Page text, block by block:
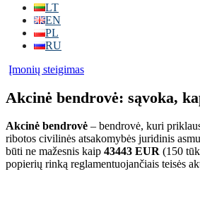
LT
EN
PL
RU
Įmonių steigimas
Akcinė bendrovė: sąvoka,
Akcinė bendrovė – bendrovė, kuri
ribotos civilinės atsakomybės juridinis
būti ne mažesnis kaip 43443 EUR (150
popierių rinką reglamentuojančiais teisės